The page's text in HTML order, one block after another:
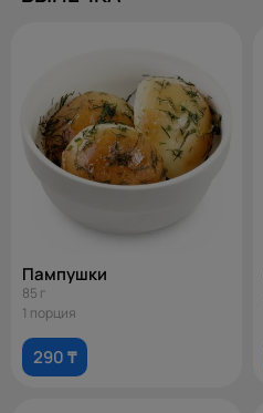
Пампушки
85 г
1 порция
290 ₸